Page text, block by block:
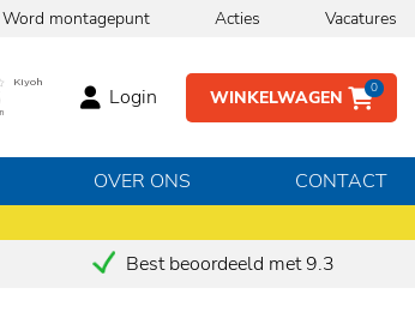
Word montagepunt Acties Vacatures
WINKELWAGEN 0
Login
OVER ONS CONTACT
Best beoordeeld met 9.3